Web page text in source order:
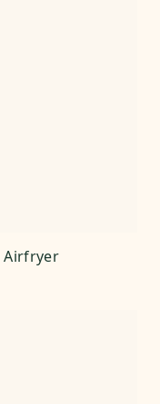
Airfryer